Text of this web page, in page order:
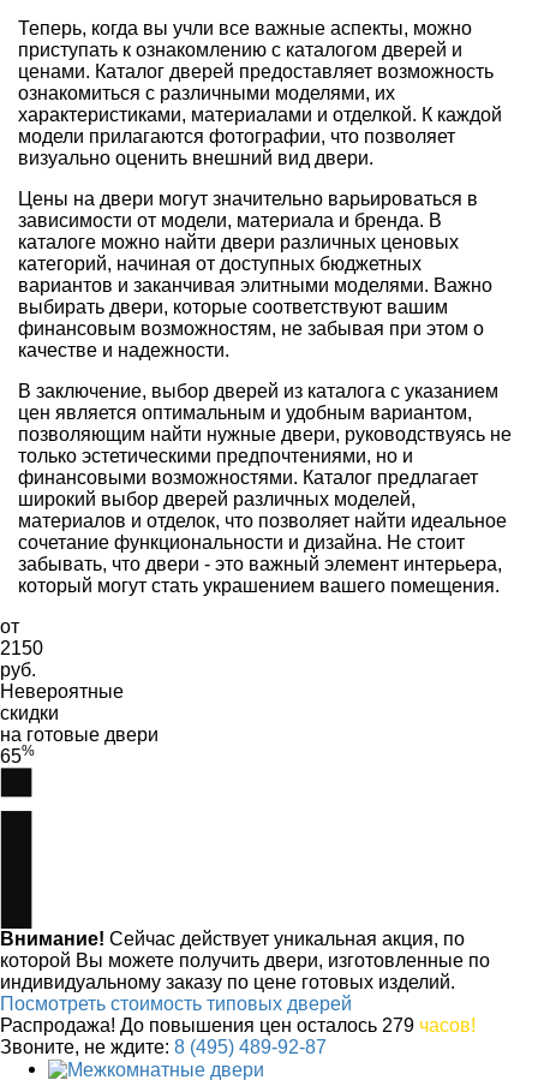
Теперь, когда вы учли все важные аспекты, можно
приступать к ознакомлению с каталогом дверей и
ценами. Каталог дверей предоставляет возможность
ознакомиться с различными моделями, их
характеристиками, материалами и отделкой. К каждой
модели прилагаются фотографии, что позволяет
визуально оценить внешний вид двери.
Цены на двери могут значительно варьироваться в
зависимости от модели, материала и бренда. В
каталоге можно найти двери различных ценовых
категорий, начиная от доступных бюджетных
вариантов и заканчивая элитными моделями. Важно
выбирать двери, которые соответствуют вашим
финансовым возможностям, не забывая при этом о
качестве и надежности.
В заключение, выбор дверей из каталога с указанием
цен является оптимальным и удобным вариантом,
позволяющим найти нужные двери, руководствуясь не
только эстетическими предпочтениями, но и
финансовыми возможностями. Каталог предлагает
широкий выбор дверей различных моделей,
материалов и отделок, что позволяет найти идеальное
сочетание функциональности и дизайна. Не стоит
забывать, что двери - это важный элемент интерьера,
который могут стать украшением вашего помещения.
от
2150
руб.
Невероятные
скидки
на готовые двери
65%
Внимание! Сейчас действует уникальная акция, по
которой Вы можете получить двери, изготовленные по
индивидуальному заказу по цене готовых изделий.
Посмотреть стоимость типовых дверей
Распродажа! До повышения цен осталось 279 часов!
Звоните, не ждите: 8 (495) 489-92-87